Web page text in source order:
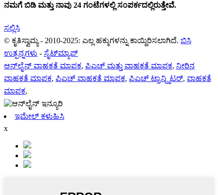
ನಮಗೆ ಬಿಡಿ ಮತ್ತು ನಾವು 24 ಗಂಟೆಗಳಲ್ಲಿ ಸಂಪರ್ಕದಲ್ಲಿರುತ್ತೇವೆ.
ಸಲ್ಲಿಸಿ
© ಕೃತಿಸ್ವಾಮ್ಯ - 2010-2025: ಎಲ್ಲ ಹಕ್ಕುಗಳನ್ನು ಕಾಯ್ದಿರಿಸಲಾಗಿದೆ. ಬಿಸಿ
ಉತ್ಪನ್ನಗಳು - ಸೈಟ್‌ಮ್ಯಾಪ್
ಆನ್‌ಲೈನ್ ವಾಹಕತೆ ಮಾಪಕ, ಪಿಎಚ್ ಮತ್ತು ವಾಹಕತೆ ಮಾಪಕ, ನೀರಿನ
ವಾಹಕತೆ ಮಾಪಕ, ಪಿಎಚ್ ವಾಹಕತೆ ಮಾಪಕ, ಪಿಎಚ್ ಟ್ರಾನ್ಸ್ಮಿಟರ್, ವಾಹಕತೆ
ಮಾಪಕ,
ಇಮೇಲ್ ಕಳುಹಿಸಿ
x